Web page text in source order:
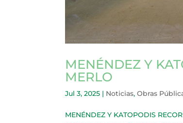
MENÉNDEZ Y
MERLO
Jul 3, 2025 | Noticias,Obras
MENÉNDEZ Y KATOPODIS